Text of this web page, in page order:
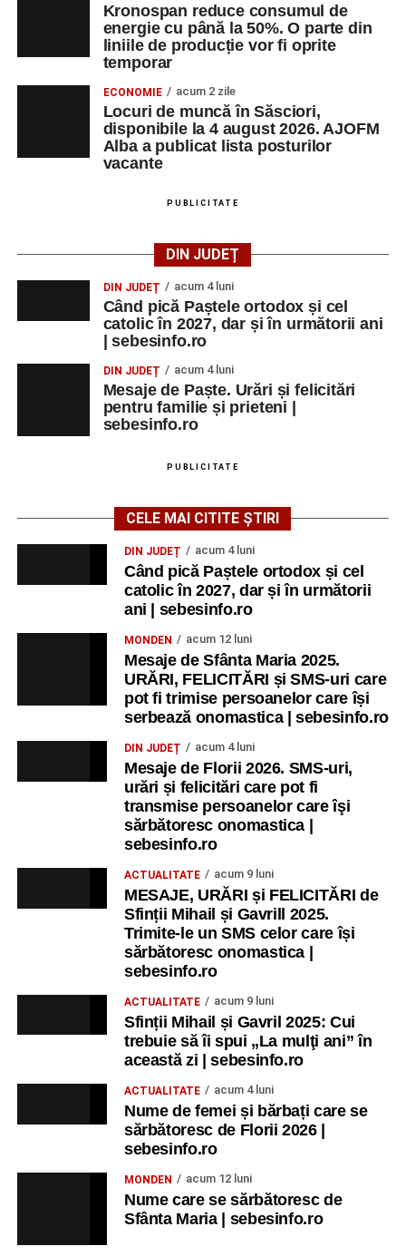
Kronospan reduce consumul de
energie cu până la 50%. O parte din
liniile de producție vor fi oprite
temporar
ECONOMIE acum 2 zile
Locuri de muncă în Săsciori,
disponibile la 4 august 2026. AJOFM
Alba a publicat lista posturilor
vacante
PUBLICITATE
DIN JUDEȚ
DIN JUDEȚ acum 4 luni
Când pică Paștele ortodox și cel
catolic în 2027, dar și în următorii ani
| sebesinfo.ro
DIN JUDEȚ acum 4 luni
Mesaje de Paște. Urări și felicitări
pentru familie și prieteni |
sebesinfo.ro
PUBLICITATE
CELE MAI CITITE ȘTIRI
DIN JUDEȚ acum 4 luni
Când pică Paștele ortodox și cel
catolic în 2027, dar și în următorii
ani | sebesinfo.ro
MONDEN acum 12 luni
Mesaje de Sfânta Maria 2025.
URĂRI, FELICITĂRI și SMS-uri care
pot fi trimise persoanelor care își
serbează onomastica | sebesinfo.ro
DIN JUDEȚ acum 4 luni
Mesaje de Florii 2026. SMS-uri,
urări și felicitări care pot fi
transmise persoanelor care îşi
sărbătoresc onomastica |
sebesinfo.ro
ACTUALITATE acum 9 luni
MESAJE, URĂRI și FELICITĂRI de
Sfinții Mihail și Gavrill 2025.
Trimite-le un SMS celor care își
sărbătoresc onomastica |
sebesinfo.ro
ACTUALITATE acum 9 luni
Sfinții Mihail și Gavril 2025: Cui
trebuie să îi spui „La mulţi ani” în
această zi | sebesinfo.ro
ACTUALITATE acum 4 luni
Nume de femei și bărbați care se
sărbătoresc de Florii 2026 |
sebesinfo.ro
MONDEN acum 12 luni
Nume care se sărbătoresc de
Sfânta Maria | sebesinfo.ro